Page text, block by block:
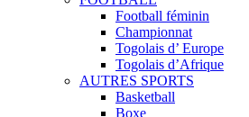
Football féminin
Championnat
Togolais d’ Europe
Togolais d’Afrique
AUTRES SPORTS
Basketball
Boxe